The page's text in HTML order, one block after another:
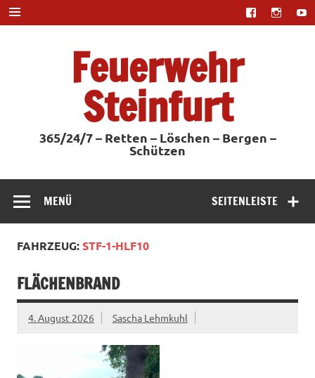
Zum
Inhalt
springen
Feuerwehr
Steinfurt
365/24/7 – Retten – Löschen – Bergen –
Schützen
SEITENLEISTE
MENÜ
FAHRZEUG:STF-1-HLF10
FLÄCHENBRAND
4. August 2026 Sascha Lehmkuhl